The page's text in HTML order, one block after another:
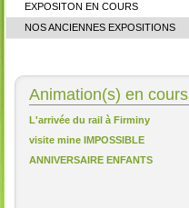
EXPOSITON EN COURS
NOS ANCIENNES EXPOSITIONS
Animation(s) en cours
L'arrivée du rail à Firminy
visite mine IMPOSSIBLE
ANNIVERSAIRE ENFANTS